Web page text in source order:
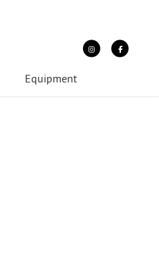
Equipment